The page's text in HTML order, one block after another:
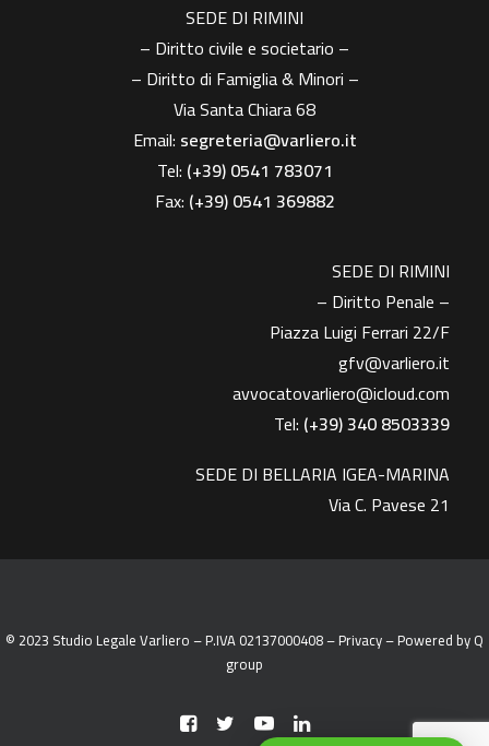
SEDE DI RIMINI
– Diritto civile e societario –
– Diritto di Famiglia & Minori –
Via Santa Chiara 68
Email: segreteria@varliero.it
Tel: (+39) 0541 783071
Fax: (+39)0541 369882
SEDE DI RIMINI
– Diritto Penale –
Piazza Luigi Ferrari 22/F
gfv@varliero.it
avvocatovarliero@icloud.com
Tel: (+39) 340 8503339
SEDE DI BELLARIA IGEA-MARINA
Via C. Pavese 21
© 2023 Studio Legale Varliero – P.IVA 02137000408 –Privacy– Powered byQ
group